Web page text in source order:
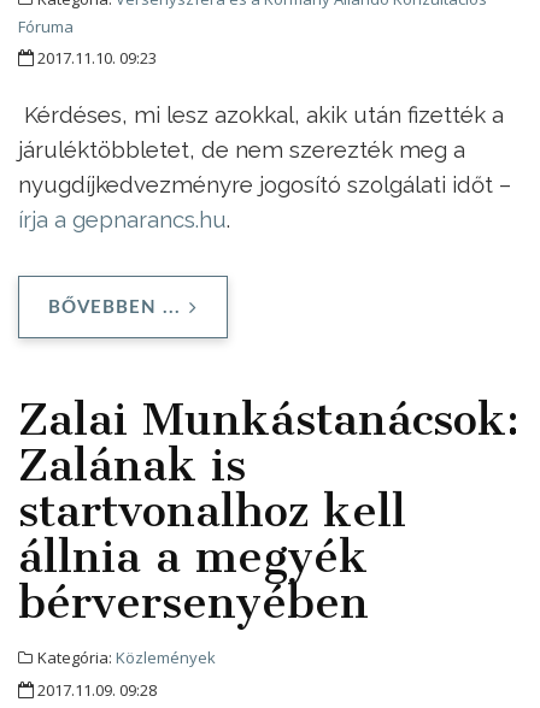
Fóruma
2017.11.10. 09:23
Kérdéses, mi lesz azokkal, akik után fizették a
járuléktöbbletet, de nem szerezték meg a
nyugdíjkedvezményre jogosító szolgálati időt –
írja a gepnarancs.hu.
BŐVEBBEN ...
Zalai Munkástanácsok:
Zalának is
startvonalhoz kell
állnia a megyék
bérversenyében
Kategória: Közlemények
2017.11.09. 09:28